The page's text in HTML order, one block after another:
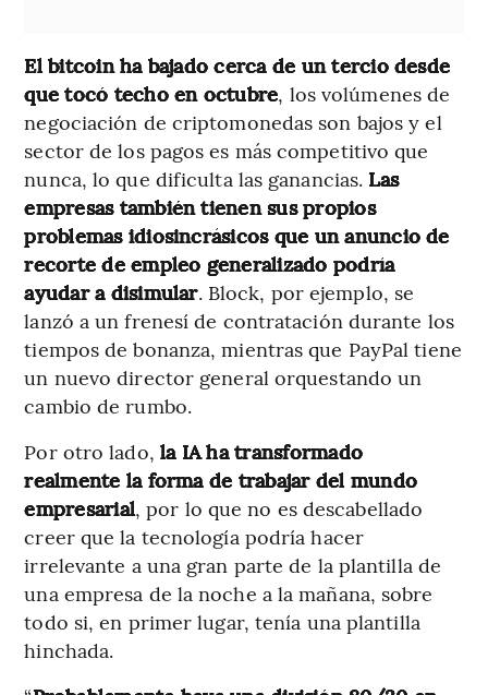
El bitcoin ha bajado cerca de un tercio desde
que tocó techo en octubre, los volúmenes de
negociación de criptomonedas son bajos y el
sector de los pagos es más competitivo que
nunca, lo que dificulta las ganancias. Las
empresas también tienen sus propios
problemas idiosincrásicos que un anuncio de
recorte de empleo generalizado podría
ayudar a disimular. Block, por ejemplo, se
lanzó a un frenesí de contratación durante los
tiempos de bonanza, mientras que PayPal tiene
un nuevo director general orquestando un
cambio de rumbo.
Por otro lado, la IA ha transformado
realmente la forma de trabajar del mundo
empresarial, por lo que no es descabellado
creer que la tecnología podría hacer
irrelevante a una gran parte de la plantilla de
una empresa de la noche a la mañana, sobre
todo si, en primer lugar, tenía una plantilla
hinchada.